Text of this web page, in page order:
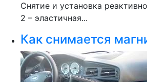
Снятие и установка
2 – эластичная...
Как снимается